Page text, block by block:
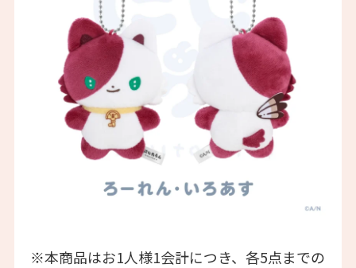
※本商品はお1人様1会計につき、各5点までの